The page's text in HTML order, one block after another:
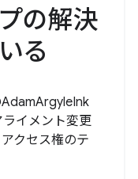
の解決
る
イメント変更
クセス権のテ